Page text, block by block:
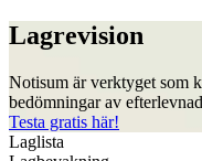
Lagrevision
Notisum är verktyget som
bedömningar av
Testa gratis här!
Laglista